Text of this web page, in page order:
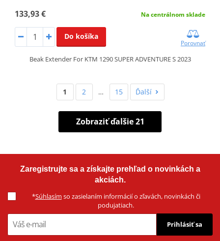
133,93 € Na centrálnom sklade
Do košíka
Porovnať
Beak Extender For KTM 1290 SUPER ADVENTURE S 2023
1 2 … 15 Ďalší
Zobraziť ďalšie 21
Zaregistrujte sa a získajte prehľad o novinkách a
akciách.
*Súhlasím so zasielaním informácií o zľavách, novinkách či
podujatiach.
Prihlásiť sa